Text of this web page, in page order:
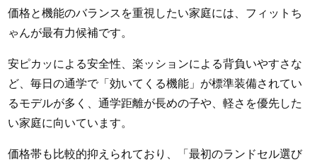
価格と機能のバランスを重視したい家庭には、フィットち
ゃんが最有力候補です。
安ピカッによる安全性、楽ッションによる背負いやすさな
ど、毎日の通学で「効いてくる機能」が標準装備されてい
るモデルが多く、通学距離が長めの子や、軽さを優先した
い家庭に向いています。
価格帯も比較的抑えられており、「最初のランドセル選び